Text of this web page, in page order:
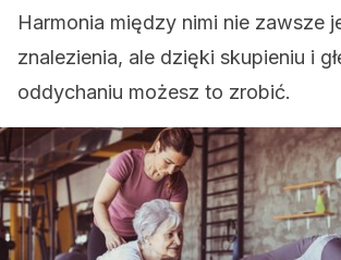
Harmonia między nimi nie zawsze
znalezienia, ale dzięki skupieniu i
oddychaniu możesz to zrobić.